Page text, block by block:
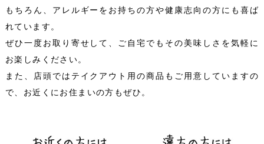
もちろん、アレルギーをお持ちの方や健康志向の方にも喜ば
れています。
ぜひ一度お取り寄せして、ご自宅でもその美味しさを気軽に
お楽しみください。
また、店頭ではテイクアウト用の商品もご用意していますの
で、お近くにお住まいの方もぜひ。